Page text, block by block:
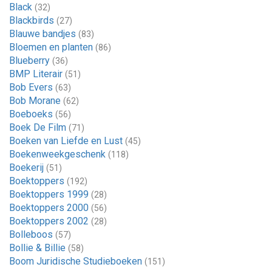
Black (32)
Blackbirds (27)
Blauwe bandjes (83)
Bloemen en planten (86)
Blueberry (36)
BMP Literair (51)
Bob Evers (63)
Bob Morane (62)
Boeboeks (56)
Boek De Film (71)
Boeken van Liefde en Lust (45)
Boekenweekgeschenk (118)
Boekerij (51)
Boektoppers (192)
Boektoppers 1999 (28)
Boektoppers 2000 (56)
Boektoppers 2002 (28)
Bolleboos (57)
Bollie & Billie (58)
Boom Juridische Studieboeken (151)